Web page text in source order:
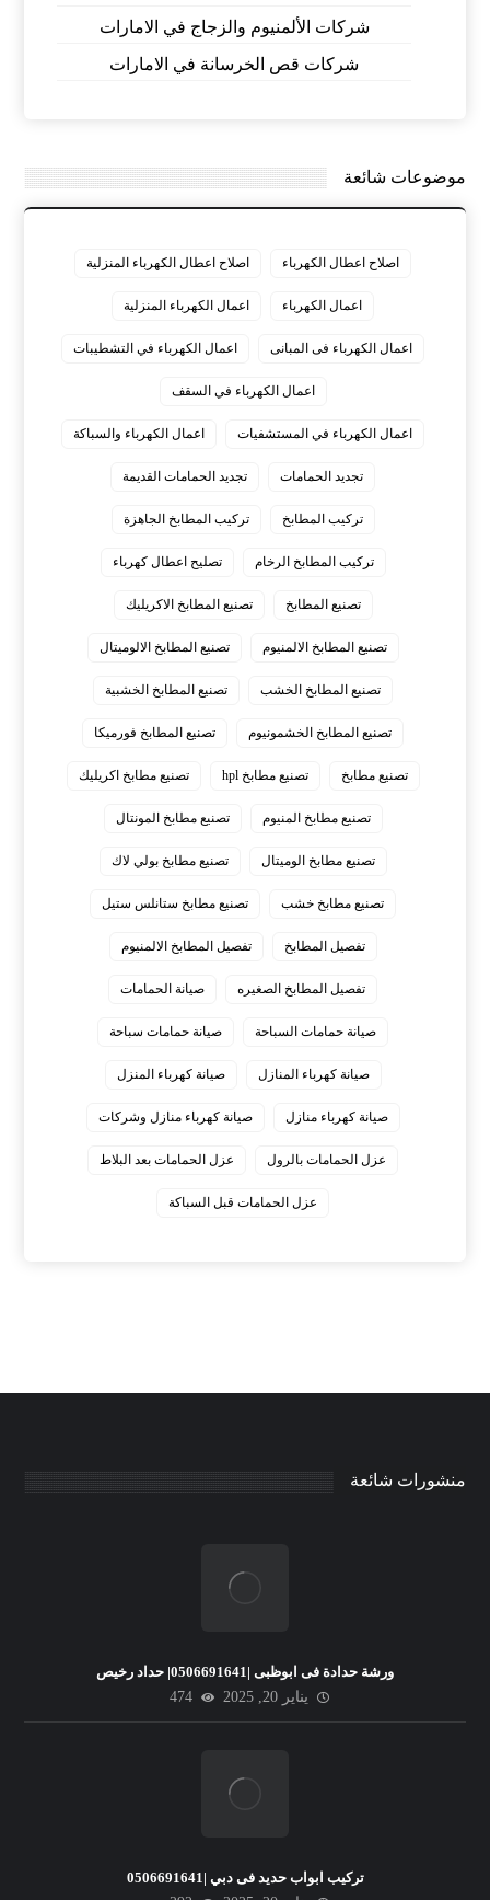
شركات الألمنيوم والزجاج في الامارات
شركات قص الخرسانة في الامارات
موضوعات شائعة
اصلاح اعطال الكهرباء اصلاح اعطال الكهرباء المنزلية
اعمال الكهرباء اعمال الكهرباء المنزلية
اعمال الكهرباء فى المبانى اعمال الكهرباء في التشطيبات
اعمال الكهرباء في السقف
اعمال الكهرباء في المستشفيات اعمال الكهرباء والسباكة
تجديد الحمامات تجديد الحمامات القديمة
تركيب المطابخ تركيب المطابخ الجاهزة
تركيب المطابخ الرخام تصليح اعطال كهرباء
تصنيع المطابخ تصنيع المطابخ الاكريليك
تصنيع المطابخ الالمنيوم تصنيع المطابخ الالوميتال
تصنيع المطابخ الخشب تصنيع المطابخ الخشبية
تصنيع المطابخ الخشمونيوم تصنيع المطابخ فورميكا
تصنيع مطابخ تصنيع مطابخ hpl تصنيع مطابخ اكريليك
تصنيع مطابخ المنيوم تصنيع مطابخ المونتال
تصنيع مطابخ الوميتال تصنيع مطابخ بولي لاك
تصنيع مطابخ خشب تصنيع مطابخ ستانلس ستيل
تفصيل المطابخ تفصيل المطابخ الالمنيوم
تفصيل المطابخ الصغيره صيانة الحمامات
صيانة حمامات السباحة صيانة حمامات سباحة
صيانة كهرباء المنازل صيانة كهرباء المنزل
صيانة كهرباء منازل صيانة كهرباء منازل وشركات
عزل الحمامات بالرول عزل الحمامات بعد البلاط
عزل الحمامات قبل السباكة
منشورات شائعة
ورشة حدادة فى ابوظبى |0506691641| حداد رخيص
يناير 20, 2025
474
تركيب ابواب حديد فى دبي |0506691641